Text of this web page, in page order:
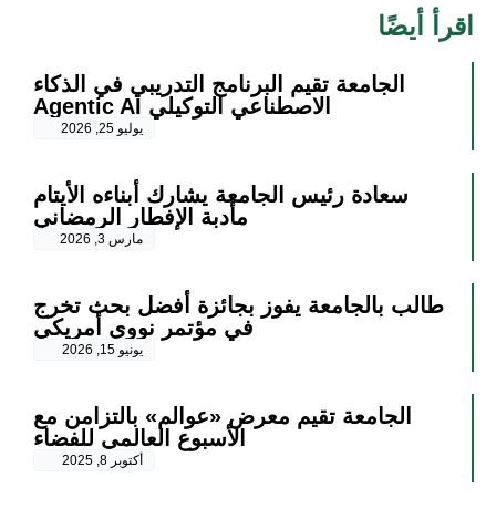
اقرأ أيضًا
الجامعة تقيم البرنامج التدريبي في الذكاء
الاصطناعي التوكيلي Agentic AI
يوليو 25, 2026
سعادة رئيس الجامعة يشارك أبناءه الأيتام
مأدبة الإفطار الرمضاني
مارس 3, 2026
طالب بالجامعة يفوز بجائزة أفضل بحث تخرج
في مؤتمر نووي أمريكي
يونيو 15, 2026
الجامعة تقيم معرض «عوالم» بالتزامن مع
الأسبوع العالمي للفضاء
أكتوبر 8, 2025